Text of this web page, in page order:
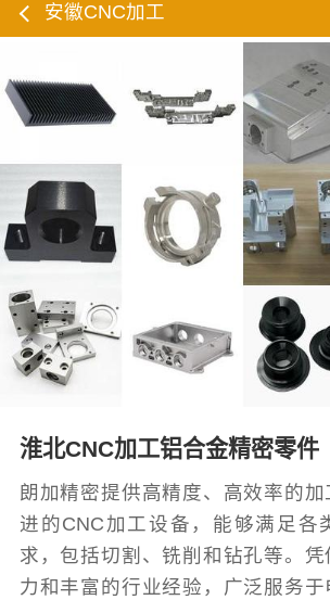
安徽CNC加工
淮北CNC加工铝合金精密零件
朗加精密提供高精度、高效率的
进的CNC加工设备，能够满足各
求，包括切割、铣削和钻孔等。
力和丰富的行业经验，广泛服务